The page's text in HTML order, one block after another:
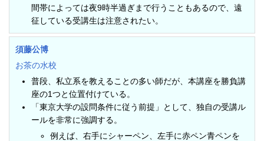
間帯によっては夜9時半過ぎまで行うこともあるので、遠
征している受講生は注意されたい。
須藤公博
お茶の水校
普段、私立系を教えることの多い師だが、本講座を勝負講
座の1つと位置付けている。
「東京大学の設問条件に従う前提」として、独自の受講ル
ールを非常に強調する。
例えば、右手にシャーペン、左手に赤ペン青ペンを